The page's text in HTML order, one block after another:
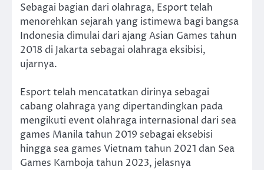
Sebagai bagian dari olahraga, Esport telah
menorehkan sejarah yang istimewa bagi bangsa
Indonesia dimulai dari ajang Asian Games tahun
2018 di Jakarta sebagai olahraga eksibisi,
ujarnya.
Esport telah mencatatkan dirinya sebagai
cabang olahraga yang dipertandingkan pada
mengikuti event olahraga internasional dari sea
games Manila tahun 2019 sebagai eksebisi
hingga sea games Vietnam tahun 2021 dan Sea
Games Kamboja tahun 2023, jelasnya